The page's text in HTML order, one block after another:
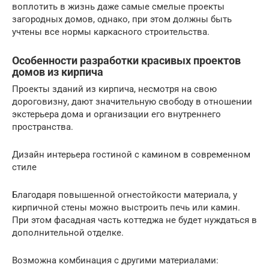
воплотить в жизнь даже самые смелые проекты
загородных домов, однако, при этом должны быть
учтены все нормы каркасного строительства.
Особенности разработки красивых проектов
домов из кирпича
Проекты зданий из кирпича, несмотря на свою
дороговизну, дают значительную свободу в отношении
экстерьера дома и организации его внутреннего
пространства.
Дизайн интерьера гостиной с камином в современном
стиле
Благодаря повышенной огнестойкости материала, у
кирпичной стены можно выстроить печь или камин.
При этом фасадная часть коттеджа не будет нуждаться в
дополнительной отделке.
Возможна комбинация с другими материалами: